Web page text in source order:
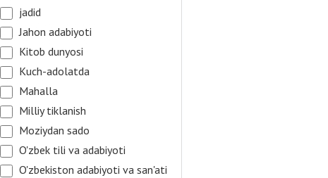
jadid
Jahon adabiyoti
Kitob dunyosi
Kuch-adolatda
Mahalla
Milliy tiklanish
Moziydan sado
O'zbek tili va adabiyoti
O'zbekiston adabiyoti va san'ati